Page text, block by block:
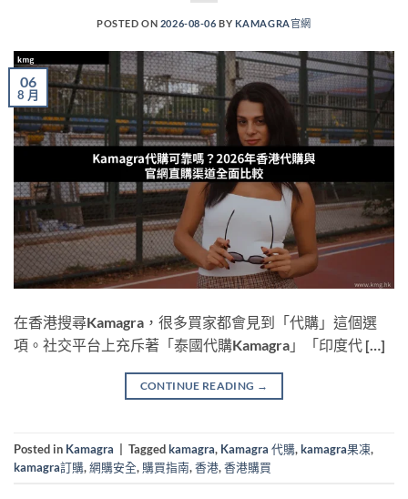
POSTED ON 2026-08-06 BY KAMAGRA官網
06
8 月
在香港搜尋Kamagra，很多買家都會見到「代購」這個選
項。社交平台上充斥著「泰國代購Kamagra」「印度代 […]
CONTINUE READING →
Posted in Kamagra Taggedkamagra, Kamagra 代購,kamagra果凍,
kamagra訂購,網購安全, 購買指南,香港,香港購買